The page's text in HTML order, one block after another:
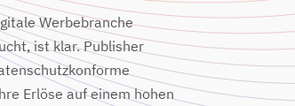
Werbebranche
ist klar. Publisher
Erlöse auf einem hohen